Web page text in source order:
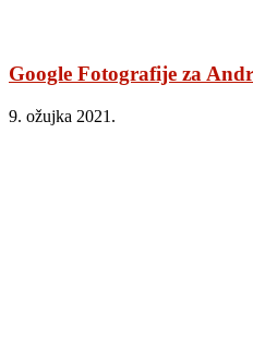
Google Fotografije za
9. ožujka 2021.